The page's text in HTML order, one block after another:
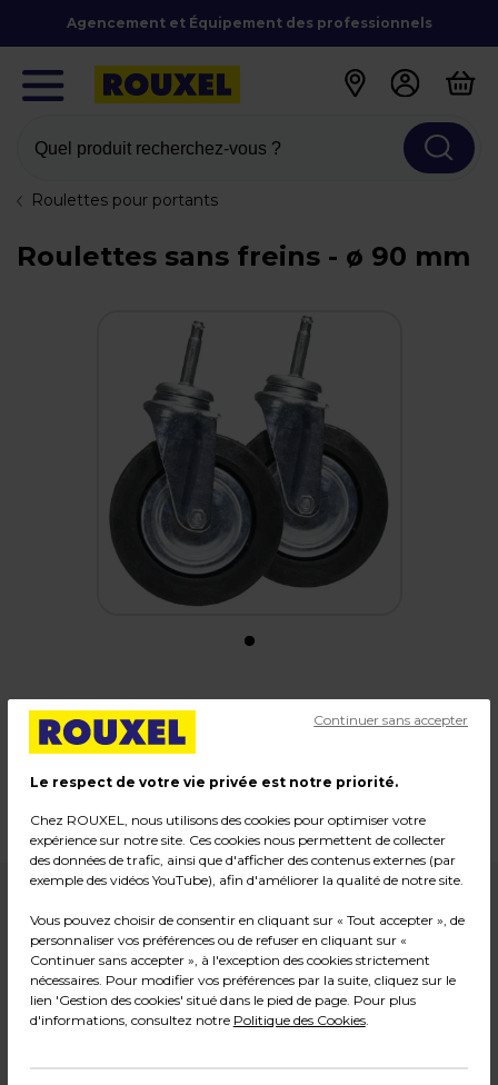
Agencement et Équipement des professionnels
Quel produit recherchez-vous ?
Roulettes pour portants
Roulettes sans freins - ø 90 mm
Roulettes sans freins
Dimensions : ø 90 mm
Poids : 0,54 kg
16,68€ TTC*
Pqt de 2
Le respect de votre vie privée est notre priorité.
Chez ROUXEL, nous utilisons des cookies pour optimiser votre
expérience sur notre site. Ces cookies nous permettent de collecter
des données de trafic, ainsi que d'afficher des contenus externes (par
exemple des vidéos YouTube), afin d'améliorer la qualité de notre site.
Vous pouvez choisir de consentir en cliquant sur « Tout accepter », de
personnaliser vos préférences ou de refuser en cliquant sur «
Continuer sans accepter », à l'exception des cookies strictement
nécessaires. Pour modifier vos préférences par la suite, cliquez sur le
lien 'Gestion des cookies' situé dans le pied de page. Pour plus
d'informations, consultez notre Politique des Cookies.
Continuer sans accepter